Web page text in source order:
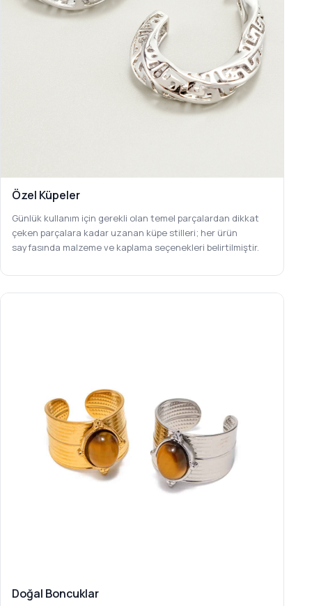
Özel Küpeler
Günlük kullanım için gerekli olan temel parçalardan dikkat
çeken parçalara kadar uzanan küpe stilleri; her ürün
sayfasında malzeme ve kaplama seçenekleri belirtilmiştir.
Doğal Boncuklar